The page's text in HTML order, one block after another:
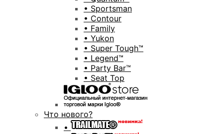
• Sportsman
• Contour
• Family
• Yukon
• Super Tough™
• Legend™
• Party Bar™
• Seat Top
Что нового?
•